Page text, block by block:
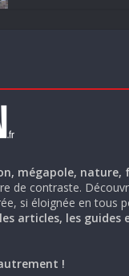
mégapole, nature,
de contraste.
si éloignée en tous
articles, les guides
!